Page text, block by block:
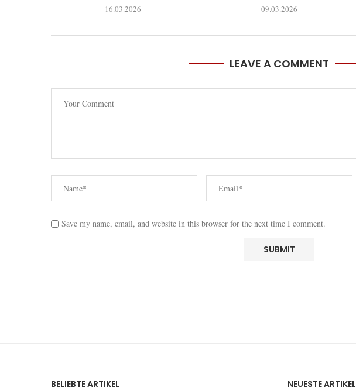
16.03.2026 09.03.2026
LEAVE A COMMENT
Save my name, email, and website in this browser for the next time I comment.
BELIEBTE ARTIKEL NEUESTE ARTIKEL